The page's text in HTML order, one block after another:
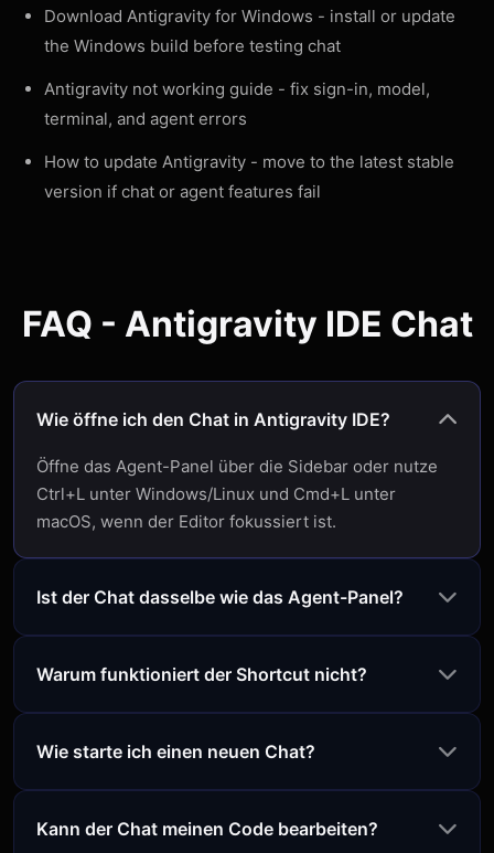
Download Antigravity for Windows - install or update
the Windows build before testing chat
Antigravity not working guide - fix sign-in, model,
terminal, and agent errors
How to update Antigravity - move to the latest stable
version if chat or agent features fail
FAQ - Antigravity IDE Chat
Wie öffne ich den Chat in Antigravity IDE?
Öffne das Agent-Panel über die Sidebar oder nutze
Ctrl+L unter Windows/Linux und Cmd+L unter
macOS, wenn der Editor fokussiert ist.
Ist der Chat dasselbe wie das Agent-Panel?
Warum funktioniert der Shortcut nicht?
Wie starte ich einen neuen Chat?
Kann der Chat meinen Code bearbeiten?